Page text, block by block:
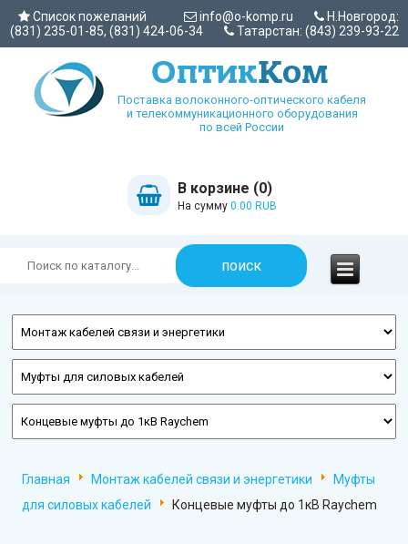
Список пожеланий info@o-komp.ru
Н.Новгород:
(831) 235-01-85, (831) 424-06-34
Татарстан: (843) 239-93-22
Поставка волоконного-оптического кабеля
и телекоммуникационного оборудования
по всей России
В корзине (0)
На сумму 0.00 RUB
Главная Монтаж кабелей связи и энергетики
Муфты
для силовых кабелей
Концевые муфты до 1кВ Raychem